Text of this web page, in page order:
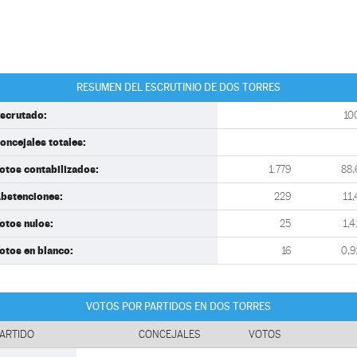
RESUMEN DEL ESCRUTINIO DE DOS TORRES
totales:
contabilizados: 1.779
229
nulos: 25
en blanco: 16
VOTOS POR PARTIDOS EN DOS TORRES
CONCEJALES VOTOS